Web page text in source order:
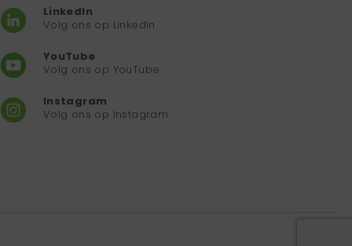
LinkedIn
Volg ons op Linkedin
YouTube
Volg ons op YouTube
Instagram
Volg ons op Instagram